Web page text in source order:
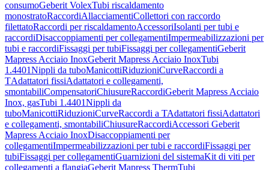
consumoGeberit VolexTubi riscaldamento
monostratoRaccordiAllacciamentiCollettori con raccordo
filettatoRaccordi per riscaldamentoAccessoriIsolanti per tubi e
raccordiDisaccoppiamenti per collegamentiImpermeabilizzazioni per
tubi e raccordiFissaggi per tubiFissaggi per collegamentiGeberit
Mapress Acciaio InoxGeberit Mapress Acciaio InoxTubi
1.4401Nippli da tuboManicottiRiduzioniCurveRaccordi a
TAdattatori fissiAdattatori e collegamenti,
smontabiliCompensatoriChiusureRaccordiGeberit Mapress Acciaio
Inox, gasTubi 1.4401Nippli da
tuboManicottiRiduzioniCurveRaccordi a TAdattatori fissiAdattatori
e collegamenti, smontabiliChiusureRaccordiAccessori Geberit
Mapress Acciaio InoxDisaccoppiamenti per
collegamentiImpermeabilizzazioni per tubi e raccordiFissaggi per
tubiFissaggi per collegamentiGuarnizioni del sistemaKit di viti per
collegamenti a flangiaGeberit Mapress ThermTubi